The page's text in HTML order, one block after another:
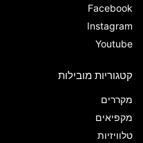
Facebook
Instagram
Youtube
קטגוריות מובילות
מקררים
מקפיאים
טלוויזיות